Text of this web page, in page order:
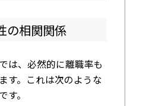
の相関関係
は、必然的に離職率も
す。これは次のような
す。